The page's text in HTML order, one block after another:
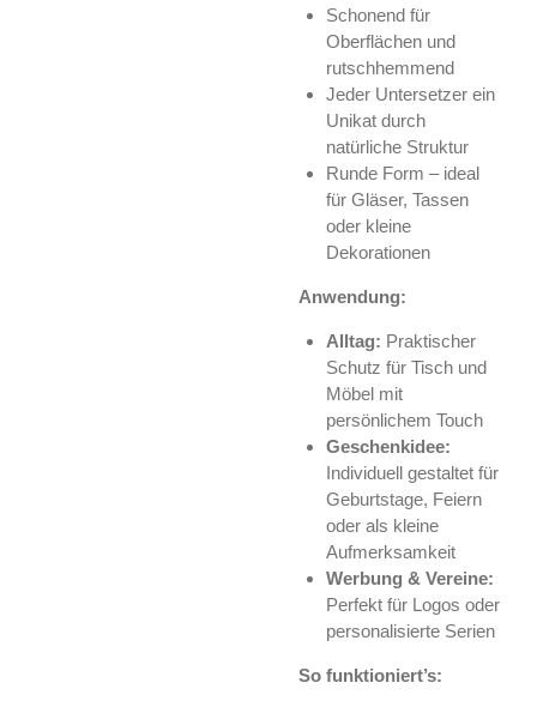
Schonend für
Oberflächen und
rutschhemmend
Jeder Untersetzer ein
Unikat durch
natürliche Struktur
Runde Form – ideal
für Gläser, Tassen
oder kleine
Dekorationen
Anwendung:
Alltag: Praktischer
Schutz für Tisch und
Möbel mit
persönlichem Touch
Geschenkidee:
Individuell gestaltet für
Geburtstage, Feiern
oder als kleine
Aufmerksamkeit
Werbung & Vereine:
Perfekt für Logos oder
personalisierte Serien
So funktioniert’s: